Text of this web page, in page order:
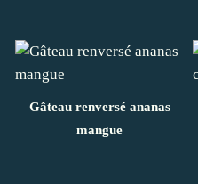
Gâteau renversé ananas
mangue